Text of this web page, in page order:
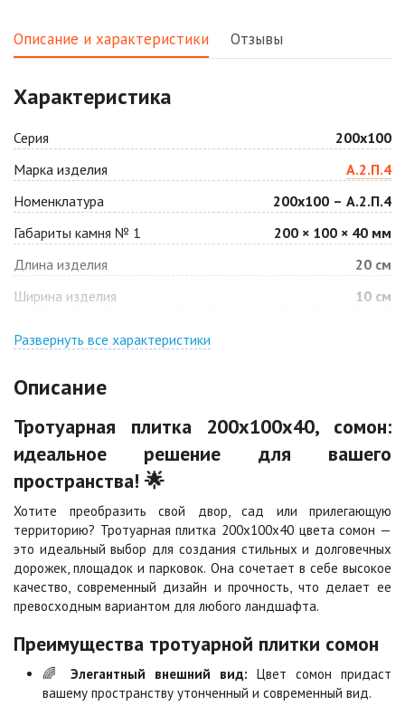
990 ₽/м2
Антрацит
990 ₽/м2
Арабская ночь
990 ₽/м2
Барселона
990 ₽
Белая
990 ₽/м2
990 ₽/м
890 ₽/м
Каир
990 ₽
Клинкер
990 ₽/м
Конго
990 ₽/м
Коричневая
Красная
Описание и характеристики Отзывы
Характеристика
Серия
200х100
Марка изделия
А.2.П.4
Номенклатура
200х100 – А.2.П.4
Габариты камня № 1
200 × 100 × 40 мм
Длина изделия
20 см
Ширина изделия
10 см
Развернуть все характеристики
Описание
Тротуарная плитка 200х100х40, сомон:
идеальное решение для вашего
пространства! 🌟
Хотите преобразить свой двор, сад или прилегающую
территорию? Тротуарная плитка 200х100х40 цвета сомон —
это идеальный выбор для создания стильных и долговечных
дорожек, площадок и парковок. Она сочетает в себе высокое
качество, современный дизайн и прочность, что делает ее
превосходным вариантом для любого ландшафта.
Преимущества тротуарной плитки сомон
🌈 Элегантный внешний вид: Цвет сомон придаст
вашему пространству утонченный и современный вид.